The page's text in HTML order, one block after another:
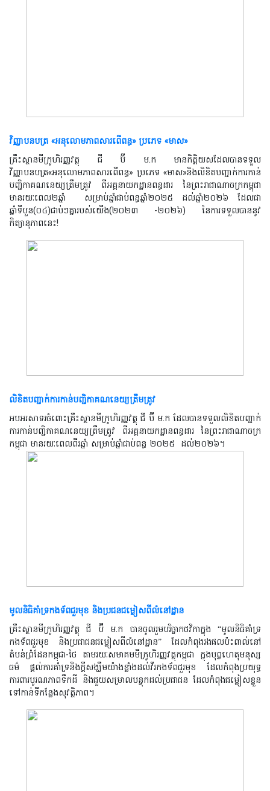
វិញ្ញាបនបត្រ «អនុលោមភាពសារពើពន្ធ» ប្រភេទ «មាស»
គ្រឹះស្ថានមីក្រូហិរញ្ញវត្ថុ ជី ប៊ី ម.ក មានកិត្តិយសដែលបានទទួល
វិញ្ញាបនបត្រ«អនុលោមភាពសារពើពន្ធ» ប្រភេទ «មាស»និងលិខិតបញ្ជាក់ការកាន់
បញ្ជិកាគណនេយ្យត្រឹមត្រូវ ពីអគ្គនាយកដ្ឋានពន្ធដារ នៃព្រះរាជាណាចក្រកម្ពុជា
មានរយៈពេល២ឆ្នាំ
សម្រាប់ឆ្នាំជាប់ពន្ធឆ្នាំ២០២៥ ដល់ឆ្នាំ២០២៦ ដែលជា
ឆ្នាំទីបួន(០៤)ជាប់ៗគ្នារបស់យើង(២០២៣ -២០២៦) នៃការទទួលបាននូវ
កិត្យានុភាពនេះ!
លិខិតបញ្ជាក់ការកាន់បញ្ជិកាគណនេយ្យត្រឹមត្រូវ
អបអរសាទរចំពោះគ្រឹះស្ថានមីក្រូហិរញ្ញវត្ថុ ជី ប៊ី ម.ក ដែលបានទទួលលិខិតបញ្ជាក់
ការកាន់បញ្ជិកាគណនេយ្យត្រឹមត្រូវ ពីអគ្គនាយកដ្ឋានពន្ធដារ នៃព្រះរាជាណាចក្រ
កម្ពុជា មានរយៈពេលពីរឆ្នាំ សម្រាប់ឆ្នាំជាប់ពន្ធ​ ២០២៥ ដល់​២០២៦។
មូលនិធិគាំទ្រកងទ័ពជួរមុខ ​​​​​​​​​​​​​និងប្រជនជម្លៀសពីលំនៅដ្ឋាន
គ្រឹះស្ថានមីក្រូហិរញ្ញវត្ថុ ជី ប៊ី ម.ក បានចូលរួមបរិច្ចាកថវិកាក្នុង “មូលនិធិគាំទ្រ
កងទ័ពជួរមុខ និងប្រជាជនជម្លៀសពីលំនៅដ្ឋាន” ដែលកំពុងរងផលប៉ះពាល់នៅ
តំបន់ព្រំដែនកម្ពុជា-ថៃ តាមរយៈសមាគមមីក្រូហិរញ្ញវត្ថុកម្ពុជា ក្នុងបុព្វហេតុមនុស្ស
ធម៌​ ផ្តល់ការគាំទ្រនិងក្តីសង្ឃឹមយ៉ាងខ្លាំងដល់វីរកងទ័ពជួរមុខ ដែលកំពុងប្រយុទ្ធ
ការពារបូរណភាពទឹកដី និងជួយសម្រាលបន្ទុកដល់ប្រជាជន ដែលកំពុងជម្លៀសខ្លួន
ទៅកាន់ទីកន្លែងសុវត្ថិភាព។